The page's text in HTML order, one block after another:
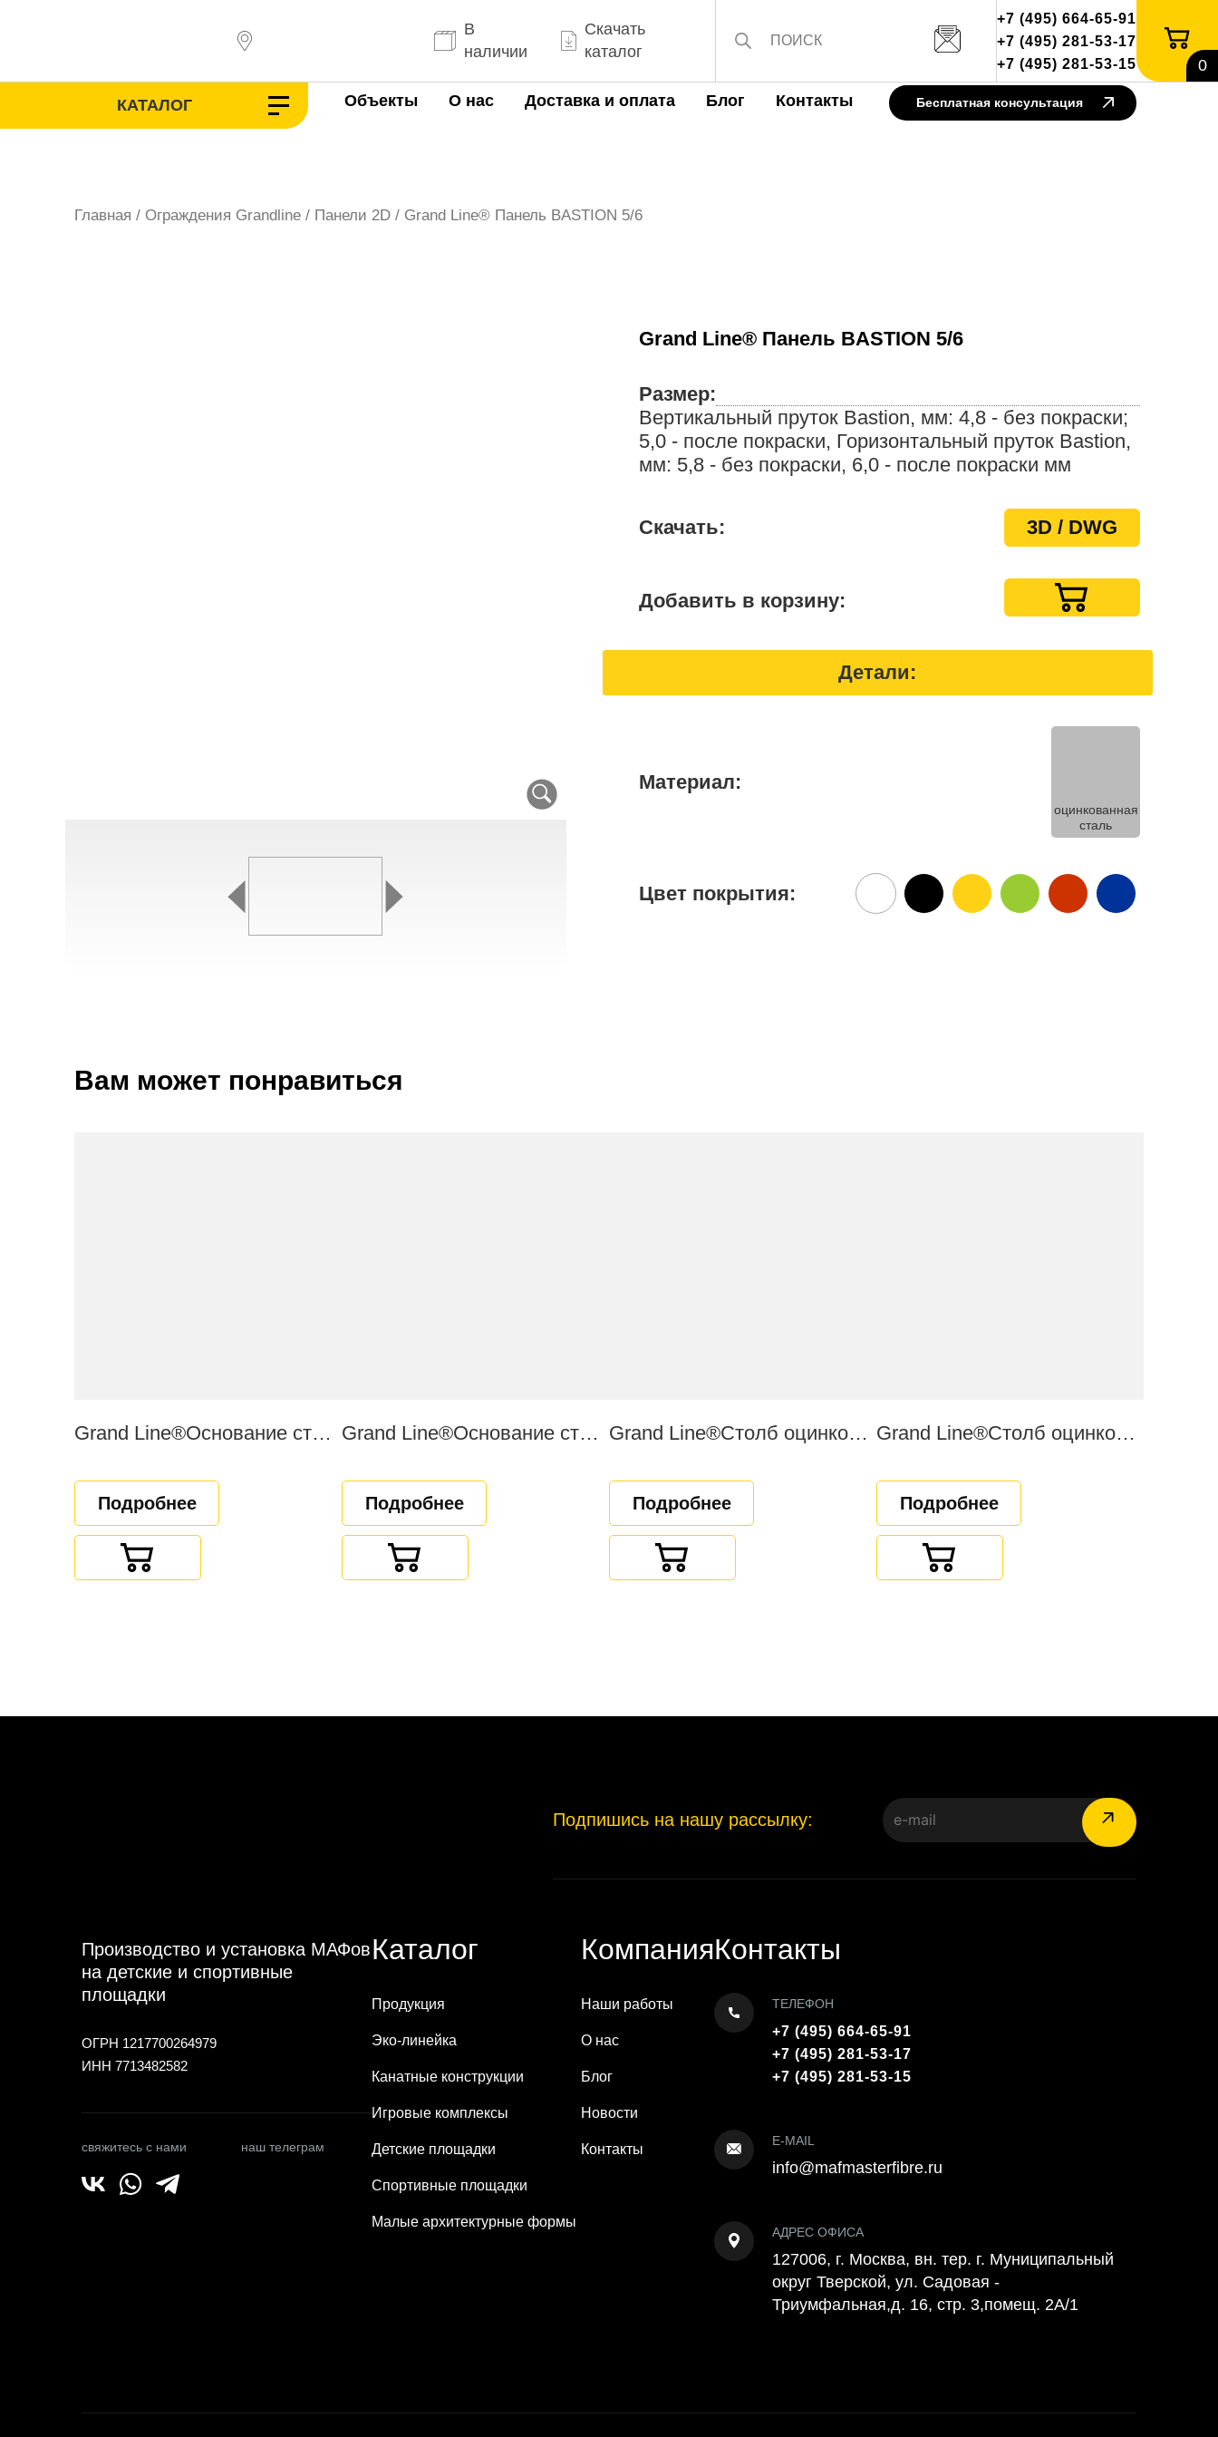
В
наличии
Скачать
каталог
+7 (495) 664-65-91
+7 (495) 281-53-17
+7 (495) 281-53-15
0
КАТАЛОГ Объекты О нас Доставка и оплата Блог Контакты Бесплатная консультация
Главная / Ограждения Grandline / Панели 2D / Grand Line® Панель BASTION 5/6
Grand Line® Панель BASTION 5/6
Размер:
Вертикальный пруток Bastion, мм: 4,8 - без покраски;
5,0 - после покраски, Горизонтальный пруток Bastion,
мм: 5,8 - без покраски, 6,0 - после покраски мм
Скачать: 3D / DWG
Добавить в корзину:
Детали:
Материал:
оцинкованная
сталь
Цвет покрытия:
Вам может понравиться
Grand Line®Основание столба усиленное косынками
Подробнее
Grand Line®Основание столба
Подробнее
Grand Line®Столб оцинкованный с полимерным покрытием
Подробнее
Grand Line®Столб оцинкованный
Подробнее
Подпишись на нашу рассылку:
Производство и установка МАФов
на детские и спортивные
площадки
ОГРН 1217700264979
ИНН 7713482582
свяжитесь с нами наш телеграм
Каталог
Продукция
Эко-линейка
Канатные конструкции
Игровые комплексы
Детские площадки
Спортивные площадки
Малые архитектурные формы
Компания
Наши работы
О нас
Блог
Новости
Контакты
Контакты
ТЕЛЕФОН
+7 (495) 664-65-91
+7 (495) 281-53-17
+7 (495) 281-53-15
E-MAIL
info@mafmasterfibre.ru
АДРЕС ОФИСА
127006, г. Москва, вн. тер. г. Муниципальный
округ Тверской, ул. Садовая -
Триумфальная,д. 16, стр. 3,помещ. 2А/1